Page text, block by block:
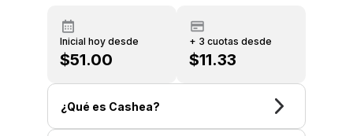
Inicial hoy desde
$51.00
+ 3 cuotas desde
$11.33
¿Qué es Cashea?